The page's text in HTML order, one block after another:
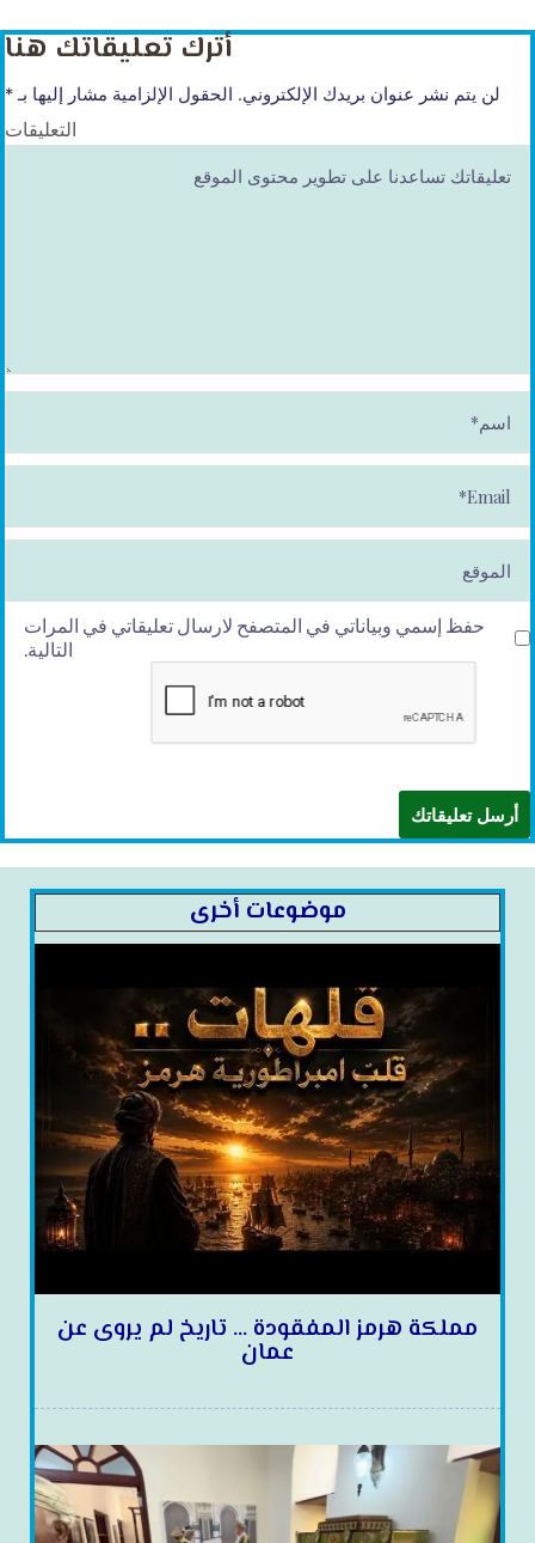
أترك تعليقاتك هنا
لن يتم نشر عنوان بريدك الإلكتروني. الحقول الإلزامية مشار إليها بـ*
التعليقات
م
*
ai
l*
حفظ إسمي وبياناتي في المتصفح لارسال تعليقاتي في المرات
التالية.
موضوعات أخرى
مملكة هرمز المفقودة … تاريخ لم يروى عن
عمان